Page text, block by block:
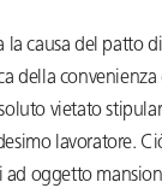
la causa del patto
della
vietato
lavoratore.
oggetto